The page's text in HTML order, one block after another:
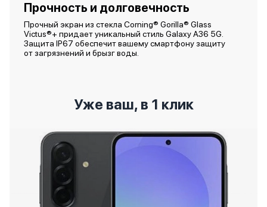
Прочность и долговечность
Прочный экран из стекла Corning® Gorilla® Glass
Victus®+ придает уникальный стиль Galaxy A36 5G.
Защита IP67 обеспечит вашему смартфону защиту
от загрязнений и брызг воды.
Уже ваш, в 1 клик